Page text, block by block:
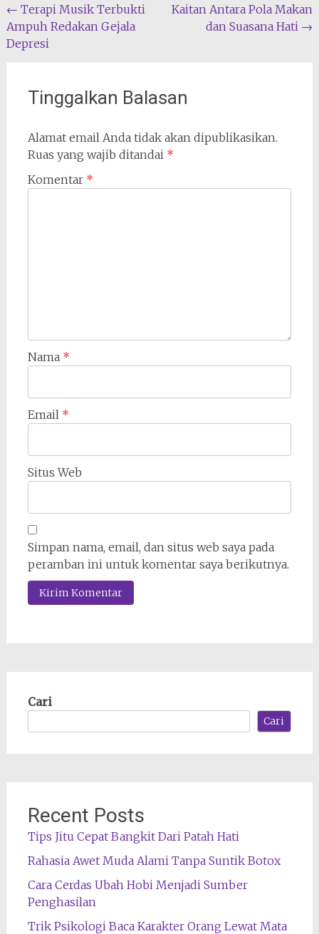
Navigasi
pos
← Terapi Musik Terbukti
Ampuh Redakan Gejala
Depresi
Kaitan Antara Pola Makan
dan Suasana Hati →
Tinggalkan Balasan
Alamat email Anda tidak akan dipublikasikan.
Ruas yang wajib ditandai *
Komentar *
Nama *
Email *
Situs Web
Simpan nama, email, dan situs web saya pada
peramban ini untuk komentar saya berikutnya.
Cari
Cari
Recent Posts
Tips Jitu Cepat Bangkit Dari Patah Hati
Rahasia Awet Muda Alami Tanpa Suntik Botox
Cara Cerdas Ubah Hobi Menjadi Sumber
Penghasilan
Trik Psikologi Baca Karakter Orang Lewat Mata